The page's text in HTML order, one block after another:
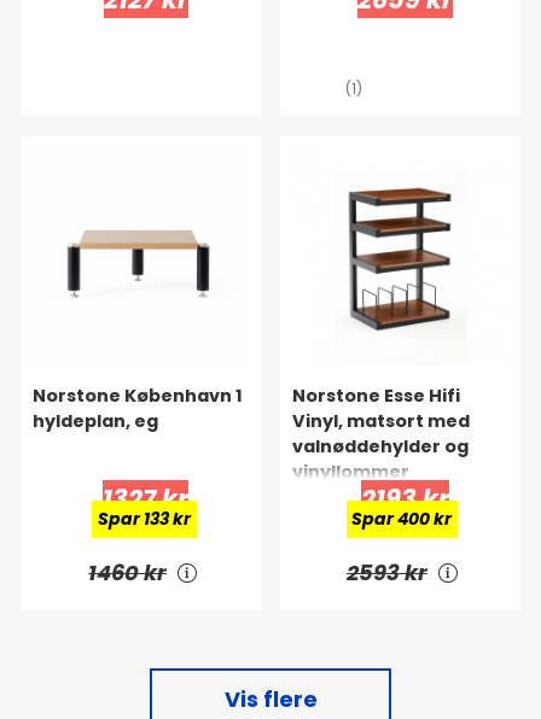
(1)
Norstone København 1
hyldeplan, eg
1327 kr
Spar 133 kr
1460 kr
Norstone Esse Hifi
Vinyl, matsort med
valnøddehylder og
vinyllommer
2193 kr
Spar 400 kr
2593 kr
Vis flere